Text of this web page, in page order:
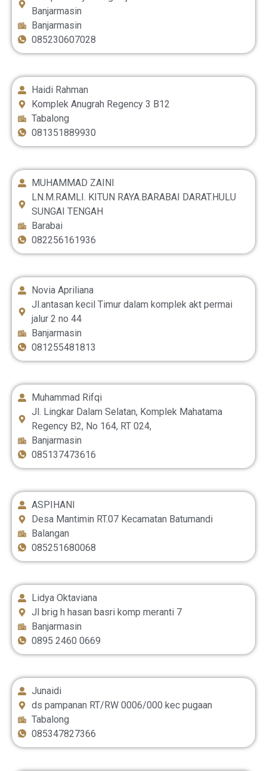
Banjarmasin
Banjarmasin
085230607028
Haidi Rahman
Komplek Anugrah Regency 3 B12
Tabalong
081351889930
MUHAMMAD ZAINI
LN.M.RAMLI. KITUN RAYA.BARABAI DARAT.HULU
SUNGAI TENGAH
Barabai
082256161936
Novia Apriliana
Jl.antasan kecil Timur dalam komplek akt permai
jalur 2 no 44
Banjarmasin
081255481813
Muhammad Rifqi
Jl. Lingkar Dalam Selatan, Komplek Mahatama
Regency B2, No 164, RT 024,
Banjarmasin
085137473616
ASPIHANI
Desa Mantimin RT.07 Kecamatan Batumandi
Balangan
085251680068
Lidya Oktaviana
Jl brig h hasan basri komp meranti 7
Banjarmasin
0895 2460 0669
Junaidi
ds pampanan RT/RW 0006/000 kec pugaan
Tabalong
085347827366